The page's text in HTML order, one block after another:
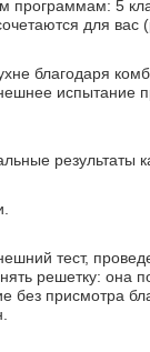
программам: 5
для вас
благодаря
результаты
тест,
решетку: она
без присмотра